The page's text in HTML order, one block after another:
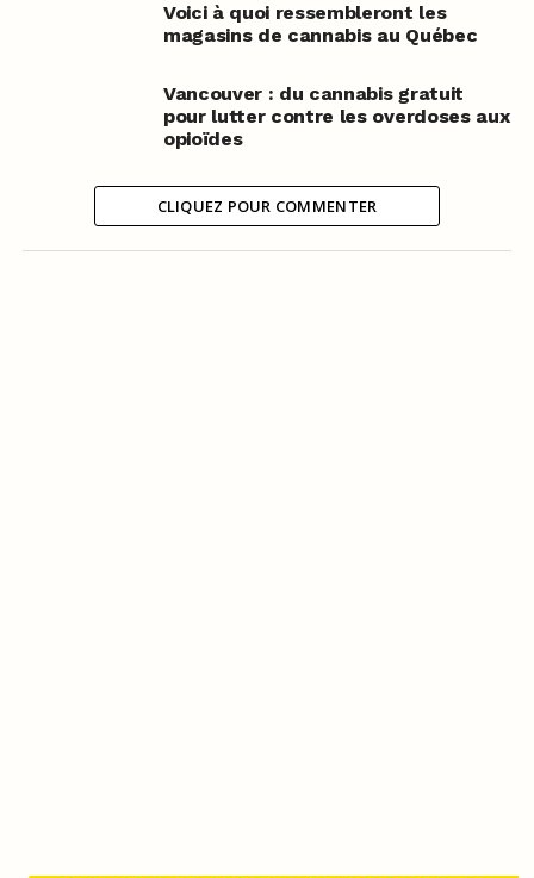
Voici à quoi ressembleront les
magasins de cannabis au Québec
Vancouver : du cannabis gratuit
pour lutter contre les overdoses aux
opioïdes
CLIQUEZ POUR COMMENTER